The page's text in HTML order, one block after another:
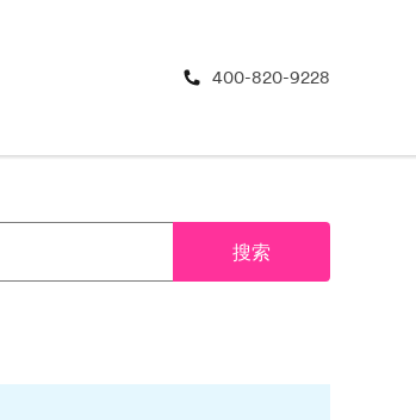
400-820-9228
搜索